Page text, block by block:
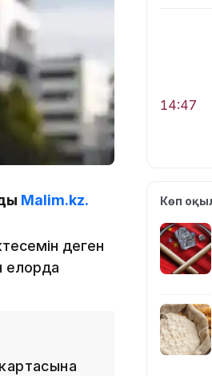
Malim.kz.
деген
елорда
14:47
14:36
Көп